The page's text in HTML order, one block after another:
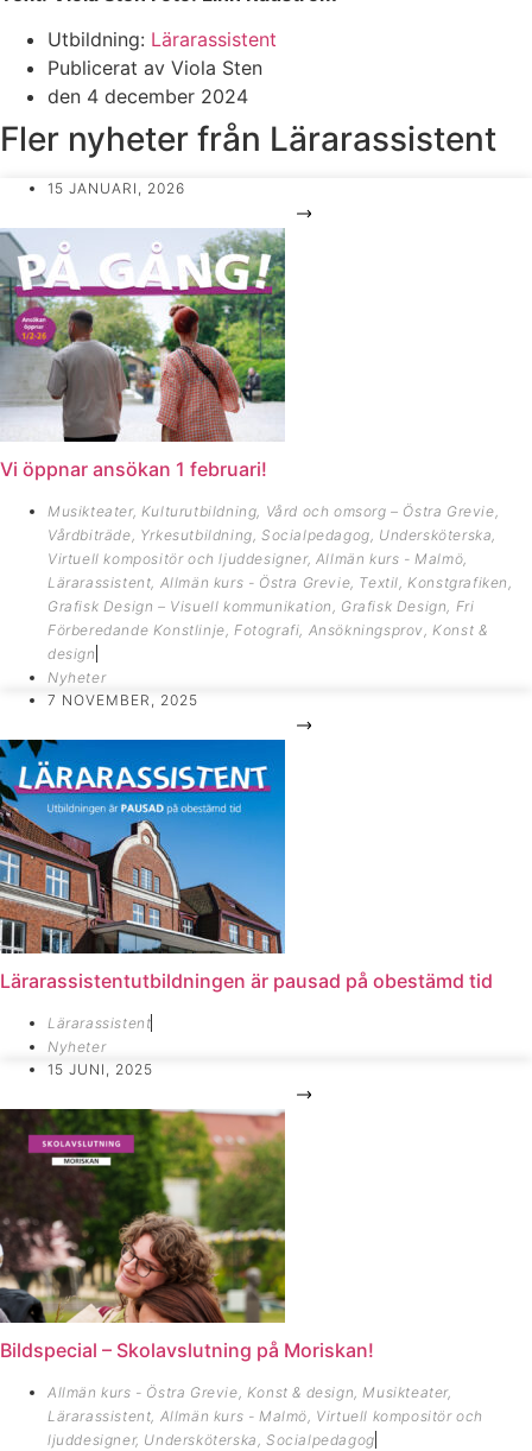
Utbildning: Lärarassistent
Publicerat av Viola Sten
den 4 december 2024
Fler nyheter från Lärarassistent
15 JANUARI, 2026
Vi öppnar ansökan 1 februari!
Musikteater, Kulturutbildning Vård och omsorg – Östra Grevie
Vårdbiträde Yrkesutbildning ,Socialpedagog Undersköterska
Virtuell kompositör och ljuddesigner, Allmän kurs - Malmö
Lärarassistent Allmän kurs - Östra Grevie Textil Konstgrafiken
Grafisk Design – Visuell kommunikation
Grafisk Design
Fri
Förberedande Konstlinje Fotografi Ansökningsprov Konst &
design
Nyheter
7 NOVEMBER, 2025
Lärarassistentutbildningen är pausad på obestämd tid
Lärarassistent
Nyheter
15 JUNI, 2025
Bildspecial – Skolavslutning på Moriskan!
Allmän kurs - Östra Grevie Konst & design Musikteater,
Lärarassistent Allmän kurs - Malmö Virtuell kompositör och
ljuddesigner, Undersköterska ,Socialpedagog